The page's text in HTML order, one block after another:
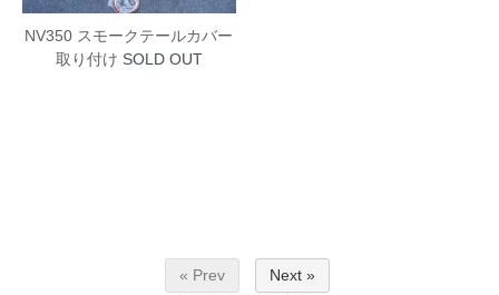
NV350 スモークテールカバー
取り付け SOLD OUT
« Prev
Next »